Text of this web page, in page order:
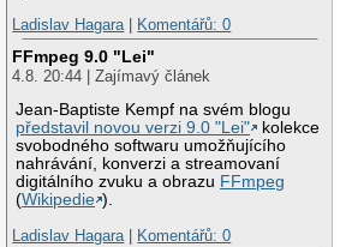
Ladislav Hagara| Komentářů: 0
FFmpeg 9.0 "Lei"
4.8. 20:44 | Zajímavý článek
Jean-Baptiste Kempf na svém blogu
představil novou verzi 9.0 "Lei"
kolekce
svobodného softwaru umožňujícího
nahrávání, konverzi a streamovaní
digitálního zvuku a obrazu FFmpeg
(Wikipedie ).
Ladislav Hagara| Komentářů: 0